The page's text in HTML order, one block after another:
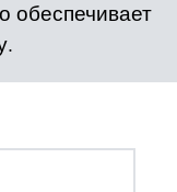
обеспечивает